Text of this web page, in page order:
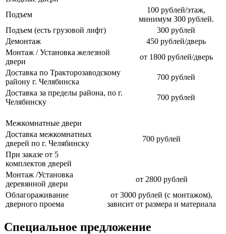
Подъем
100 рублей/этаж,
минимум 300 рублей.
Подъем (есть грузовой лифт)
300 рублей
Демонтаж
450 рублей/дверь
Монтаж / Установка железной
двери
от 1800 рублей/дверь
Доставка по Тракторозаводскому
району г. Челябинска
700 рублей
Доставка за пределы района, по г.
Челябинску
700 рублей
Межкомнатные двери
Доставка межкомнатных
дверей по г. Челябинску
700 рублей
При заказе от 5
комплектов дверей
Монтаж /Установка
деревянной двери
от 2800 рублей
Облагораживание
дверного проема
от 3000 рублей (с монтажом),
зависит от размера и материала
Специальное предложение